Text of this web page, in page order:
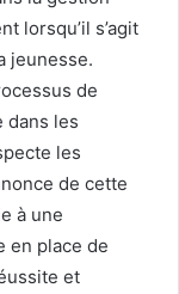
lorsqu’il s’agit
jeunesse.
de
dans les
les
de cette
à une
en place de
et